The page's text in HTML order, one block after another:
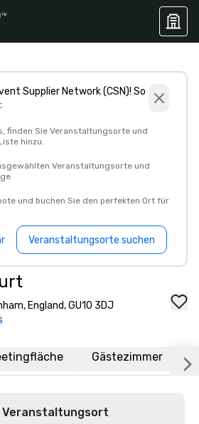
Supplier Network (CSN)! So
finden Sie Veranstaltungsorte und
hinzu.
Veranstaltungsorte und
und buchen Sie den perfekten Ort für
Veranstaltungsorte suchen
England, GU10 3DJ
Gästezimmer
Veranstaltungsort